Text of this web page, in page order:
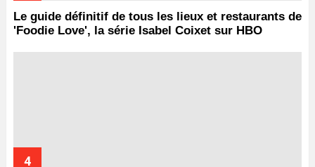
Le guide définitif de tous les lieux et restaurants de
'Foodie Love', la série Isabel Coixet sur HBO